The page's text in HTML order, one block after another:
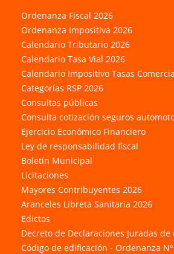
Ordenanza Fiscal 2026
Ordenanza Impositiva 2026
Calendario Tributario 2026
Calendario Tasa Vial 2026
Calendario Impositivo Tasas
Categorías RSP 2026
Consultas públicas
Consulta cotización seguros
Ejercicio Económico Financiero
Ley de responsabilidad fiscal
Boletín Municipal
Licitaciones
Mayores Contribuyentes 2026
Aranceles Libreta Sanitaria 2026
Edictos
Decreto de Declaraciones Juradas de
Código de edificación - Ordenanza